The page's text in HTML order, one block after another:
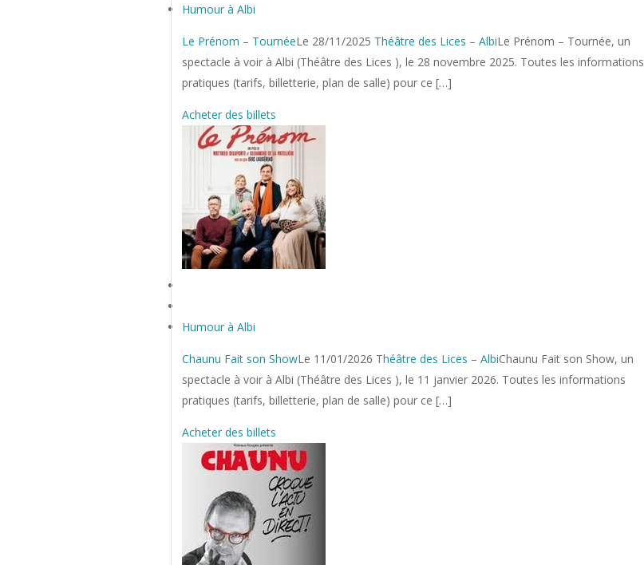
Humour à Albi
Le Prénom – TournéeLe 28/11/2025 Théâtre des Lices – AlbiLe Prénom – Tournée, un
spectacle à voir à Albi (Théâtre des Lices ), le 28 novembre 2025. Toutes les informations
pratiques (tarifs, billetterie, plan de salle) pour ce […]
Acheter des billets
Humour à Albi
Chaunu Fait son ShowLe 11/01/2026 Théâtre des Lices – AlbiChaunu Fait son Show, un
spectacle à voir à Albi (Théâtre des Lices ), le 11 janvier 2026. Toutes les informations
pratiques (tarifs, billetterie, plan de salle) pour ce […]
Acheter des billets